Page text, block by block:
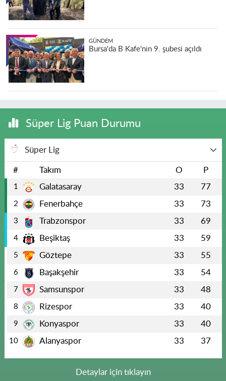
GÜNDEM
Bursa'da B Kafe'nin 9. şubesi açıldı
Süper Lig Puan Durumu
Süper Lig
# Takım O P
1 Galatasaray 33 77
2 Fenerbahçe 33 73
3 Trabzonspor 33 69
4 Beşiktaş 33 59
5 Göztepe 33 55
6 Başakşehir 33 54
7 Samsunspor 33 48
8 Rizespor 33 40
9 Konyaspor 33 40
10 Alanyaspor 33 37
Detaylar için tıklayın